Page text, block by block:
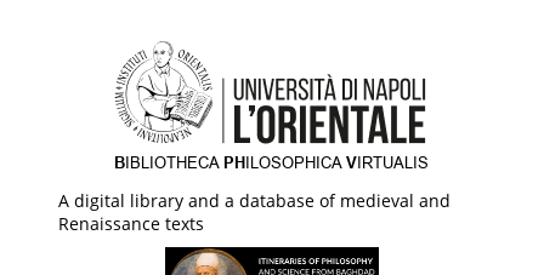
A digital library and a database of medieval and
Renaissance texts